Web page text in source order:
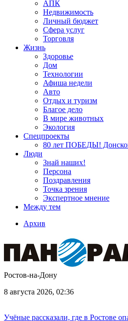
АПК
Недвижимость
Личный бюджет
Сфера услуг
Торговля
Жизнь
Здоровье
Дом
Технологии
Афиша недели
Авто
Отдых и туризм
Благое дело
В мире животных
Экология
Спецпроекты
80 лет ПОБЕДЫ!
Люди
Знай наших!
Персона
Поздравления
Точка зрения
Экспертное мнение
Между тем
Архив
Ростов-на-Дону
8 августа 2026, 02:36
Учёные рассказали, где в Ростове